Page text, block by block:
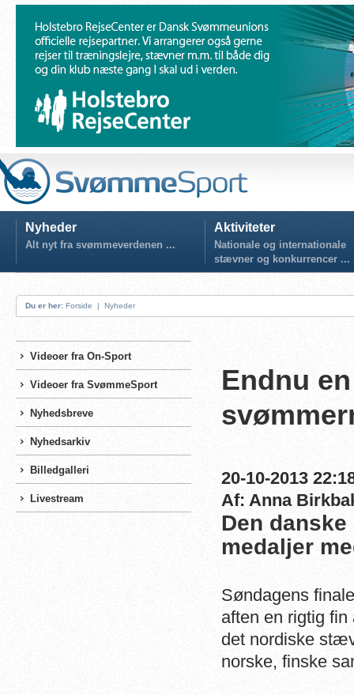
Nyheder
Alt nyt fra svømmeverdenen ...
Aktiviteter
Nationale og internationale
stævner og konkurrencer ...
Du er her: Forside | Nyheder
Videoer fra On-Sport
Videoer fra SvømmeSport
Nyhedsbreve
Nyhedsarkiv
Billedgalleri
Livestream
Endnu
20-10-2013
Af: Anna
Den
medaljer
Søndagens
aften en rigtig
det nordiske
norske, finske